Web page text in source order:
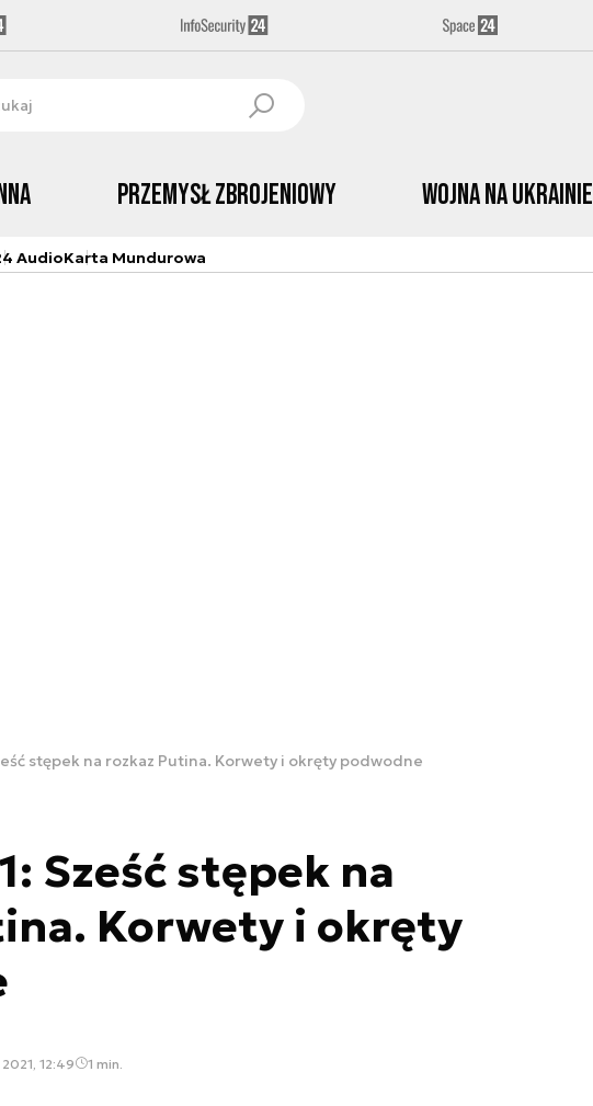
Przemysł Zbrojeniowy Wojna na Ukrainie
AudioKarta Mundurowa
stępek na rozkaz Putina. Korwety i okręty podwodne
Sześć stępek na
Korwety i okręty
12:49 1 min.